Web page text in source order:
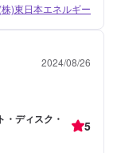
)東日本エネルギー
2024/08/26
・ディスク・
5